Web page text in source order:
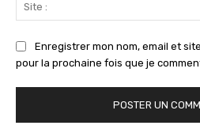
Enregistrer mon nom, email et
pour la prochaine fois que je